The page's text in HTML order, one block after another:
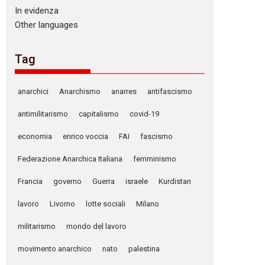
In evidenza
Other languages
Tag
anarchici Anarchismo anarres antifascismo
antimilitarismo capitalismo covid-19
economia enrico voccia FAI fascismo
Federazione Anarchica Italiana femminismo
Francia governo Guerra israele Kurdistan
lavoro Livorno lotte sociali Milano
militarismo mondo del lavoro
movimento anarchico nato palestina